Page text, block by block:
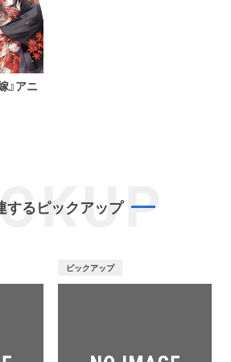
』アニ
するピックアップ
ピックアップ